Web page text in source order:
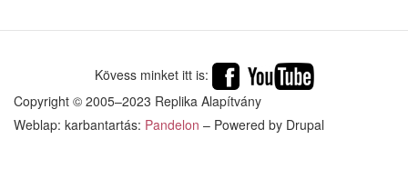
Kövess minket itt is:
Copyright © 2005–2023 Replika Alapítvány
Weblap: karbantartás: Pandelon – Powered by Drupal